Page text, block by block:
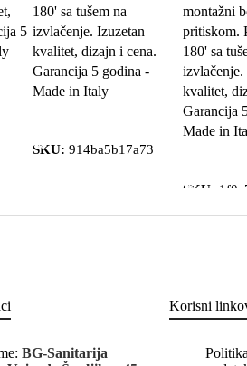
5
180' sa tušem na
izvlačenje. Izuzetan
kvalitet, dizajn i cena.
Garancija 5 godina -
Made in Italy
SKU: 914ba5b17a73
montažni
pritiskom.
180' sa
izvlačenje.
kvalitet,
Garancija
Made in
SKU:
BG-Sanitarija
Korisni